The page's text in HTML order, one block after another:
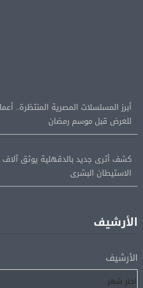
للعرض قبل موسم رمضان
الاستيطان البشرى
خلاف متصاعد بشأن الهجرة
الأرشيف
الأرشيف